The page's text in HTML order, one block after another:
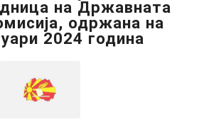
на Државната
одржана на
2024 година